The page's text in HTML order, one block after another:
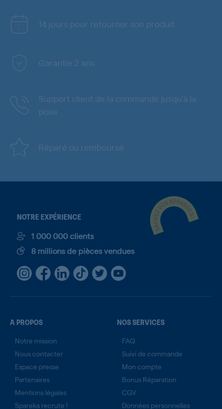
14 jours pour retourner son produit
Garantie 2 ans
Support client de la commande jusqu'à la
pose
Réparé ou remboursé
NOTRE EXPÉRIENCE
1 000 000 clients
8 millions de pièces vendues
A PROPOS
Notre mission
Nous contacter
Espace presse
Partenaires
Mentions légales
Spareka recrute !
NOS SERVICES
FAQ
Suivi de commande
Mon compte
Bonus Réparation
CGV
Données personnelles